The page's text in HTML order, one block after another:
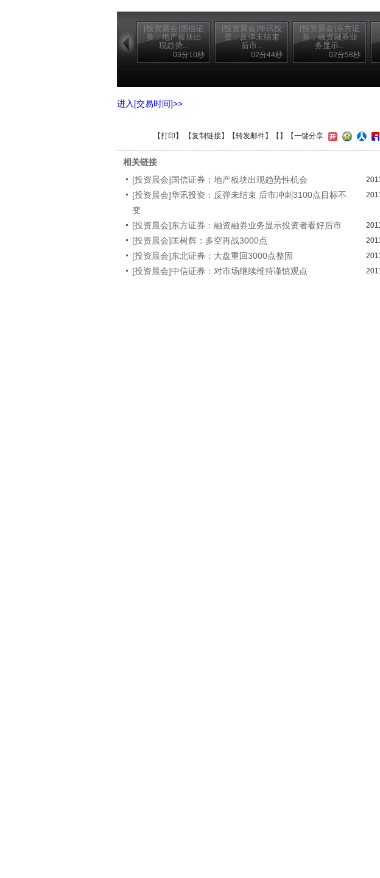
[投资晨会]国信证
券：地产板块出
现趋势...
03分10秒
[投资晨会]华讯投
资：反弹未结束
后市...
02分44秒
[投资晨会]东方证
券：融资融券业
务显示...
02分58秒
进入[交易时间]>>
【打印 】 【复制链接】【转发邮件】【 】 【一键分享
相关链接
[投资晨会]国信证券：地产板块出现趋势性机会
[投资晨会]华讯投资：反弹未结束 后市冲刺3100点目标不
变
[投资晨会]东方证券：融资融券业务显示投资者看好后市
[投资晨会]匡树辉：多空再战3000点
[投资晨会]东北证券：大盘重回3000点整固
[投资晨会]中信证券：对市场继续维持谨慎观点